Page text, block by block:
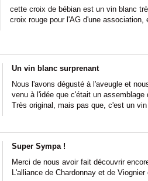
cette croix de bébian est un vin blanc
croix rouge pour l'AG d'une
Un vin blanc surprenant
Nous l'avons dégusté à l'aveugle et
venu à l'idée que c'était un assemblage
Très original, mais pas que, c'est un
Super Sympa !
Merci de nous avoir fait découvrir
L'alliance de Chardonnay et de Viognier